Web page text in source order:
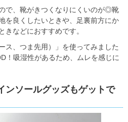
で、靴がきつくなりにくいのが◎靴
を良くしたいときや、足裏前方にか
きなどにおすすめです。
ス、つま先用）」を使ってみました
！吸湿性があるため、ムレを感じに
ンソールグッズもゲットで